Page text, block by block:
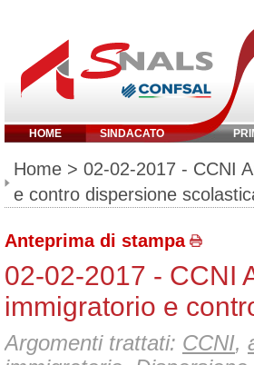
HOME SINDACATO
Inserisci parola
Home > 02-02-2017 - CCNI
e contro dispersione
Anteprima di stampa
02-02-2017 - CCNI
immigratorio e
Argomenti trattati: CCNI,